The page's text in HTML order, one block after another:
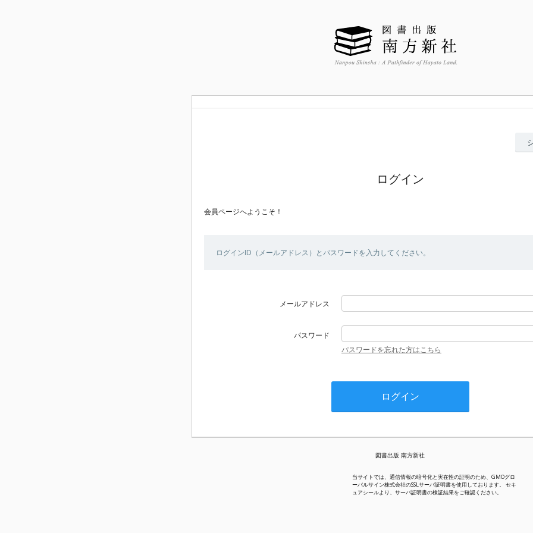
ログイン
会員ページへようこそ！
ログインID（メールアドレス）とパスワードを入力してください。
メールアドレス
パスワード
パスワードを忘れた方はこちら
図書出版 南方新社
当サイトでは、通信情報の暗号化と実在性の証明のため、GMOグロ
ーバルサイン株式会社のSSLサーバ証明書を使用しております。 セキ
ュアシールより、サーバ証明書の検証結果をご確認ください。